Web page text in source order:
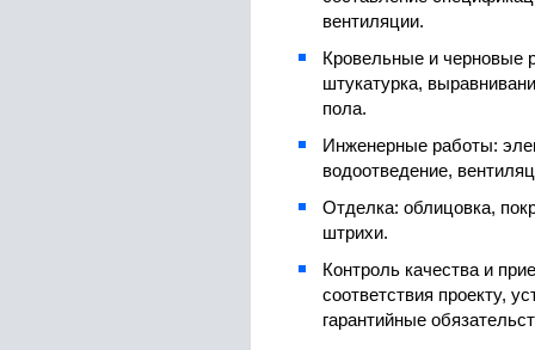
вентиляции.
Кровельные и черновые
штукатурка,
пола.
Инженерные работы:
водоотведение,
Отделка: облицовка,
штрихи.
Контроль качества и
соответствия проекту,
гарантийные